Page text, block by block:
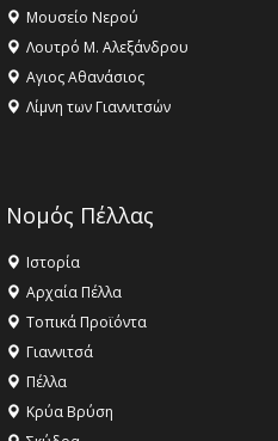
Μουσείο Νερού
Λουτρό Μ. Αλεξάνδρου
Αγιος Αθανάσιος
Λίμνη των Γιαννιτσών
Νομός Πέλλας
Ιστορία
Αρχαία Πέλλα
Τοπικά Προϊόντα
Γιαννιτσά
Πέλλα
Κρύα Βρύση